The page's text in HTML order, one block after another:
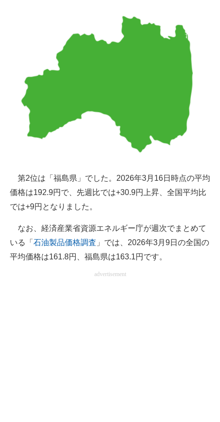
第2位は「福島県」でした。2026年3月16日時点の平均
価格は192.9円で、先週比では+30.9円上昇、全国平均比
では+9円となりました。
なお、経済産業省資源エネルギー庁が週次でまとめて
いる「 石油製品価格調査 」では、2026年3月9日の全国の
平均価格は161.8円、福島県は163.1円です。
advertisement